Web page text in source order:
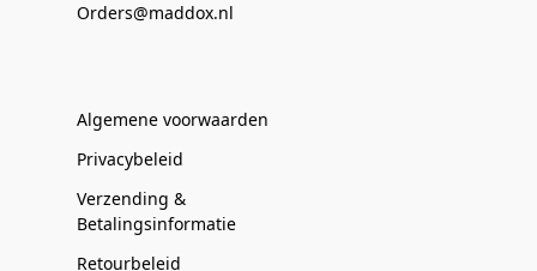
Orders@maddox.nl
Algemene voorwaarden
Privacybeleid
Verzending &
Betalingsinformatie
Retourbeleid